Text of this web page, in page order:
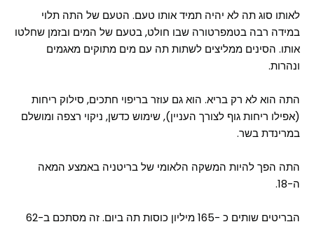
לאותו סוג תה לא יהיה תמיד אותו טעם. הטעם של התה תלוי
במידה רבה בטמפרטורה שבו חולט, בטעם של המים ובזמן שחלטו
אותו. הסינים ממליצים לשתות תה עם מים מתוקים מאגמים
ונהרות.
התה הוא לא רק בריא. הוא גם עוזר בריפוי חתכים, סילוק ריחות
(אפילו ריחות גוף לצורך העניין), שימוש כדשן, ניקוי רצפה ומושלם
במרינדת בשר.
התה הפך להיות המשקה הלאומי של בריטניה באמצע המאה
ה-18.
הבריטים שותים כ -165 מיליון כוסות תה ביום. זה מסתכם ב-62